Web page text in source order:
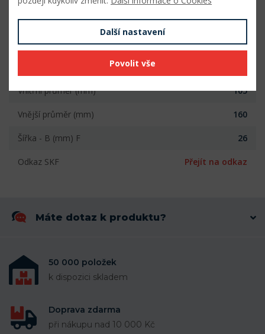
Vnější průměr (mm) 160
Šířka (mm) 26
Vnitřní průměr (mm) 105
Vnější průměr (mm) 160
Šířka - B (mm) F 26
Odkaz SKF Přejít na odkaz
Máte dotaz k produktu?
50 000 položek
k dispozici skladem
Doprava zdarma
při nákupu nad 10 000 Kč
Další nastavení
Povolit vše